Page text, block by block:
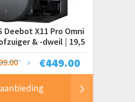
Deebot X11 Pro Omni
& -dweil | 19,5
kPa
€449.00